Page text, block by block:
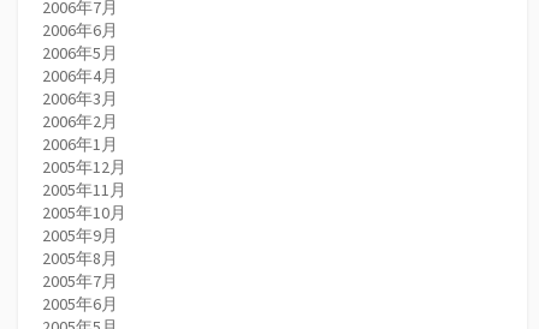
2006年7月
2006年6月
2006年5月
2006年4月
2006年3月
2006年2月
2006年1月
2005年12月
2005年11月
2005年10月
2005年9月
2005年8月
2005年7月
2005年6月